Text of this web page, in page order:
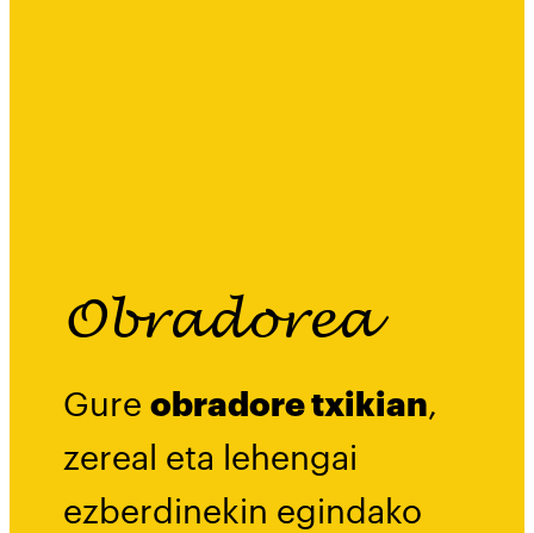
Obradorea
Gure obradore txikian,
zereal eta lehengai
ezberdinekin egindako